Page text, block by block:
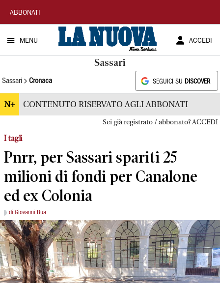
La
Nuova
Sardegna
ABBONATI
MENU ACCEDI
Sassari
Sassari Cronaca SEGUICI SU DISCOVER
N+ CONTENUTO RISERVATO AGLI ABBONATI
Sei già registrato / abbonato? ACCEDI
I tagli
Pnrr, per Sassari spariti 25
milioni di fondi per Canalone
ed ex Colonia
di Giovanni Bua